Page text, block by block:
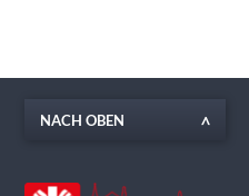
NACH OBEN